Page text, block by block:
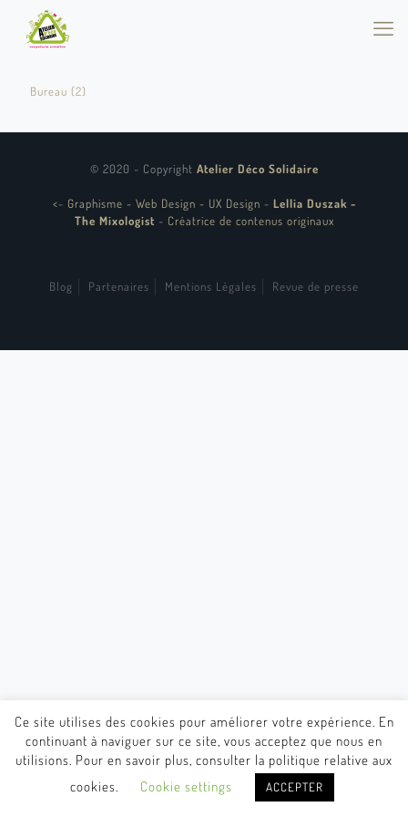
Bureau (2)
© 2020 - Copyright Atelier Déco Solidaire
<- Graphisme - Web Design - UX Design - Lellia Duszak -
The Mixologist - Créatrice de contenus originaux
Blog Partenaires Mentions Légales Revue de presse
Ce site utilises des cookies pour améliorer votre expérience. En
continuant à naviguer sur ce site, vous acceptez que nous en
utilisions. Pour en savoir plus, consulter la politique relative aux
cookies.
Cookie settings ACCEPTER